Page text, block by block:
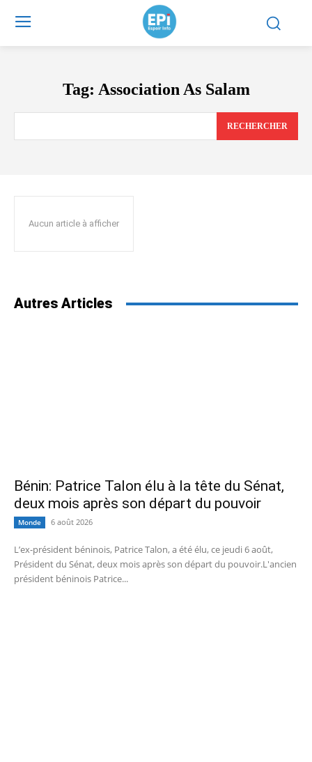
Tag: Association As Salam
RECHERCHER
Aucun article à afficher
Autres Articles
Bénin: Patrice Talon élu à la tête du Sénat,
deux mois après son départ du pouvoir
Monde 6 août 2026
L’ex-président béninois, Patrice Talon, a été élu, ce jeudi 6 août,
Président du Sénat, deux mois après son départ du pouvoir.L'ancien
président béninois Patrice...